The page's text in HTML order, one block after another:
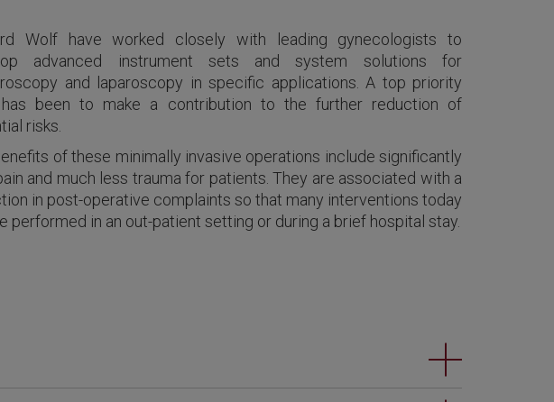
Wolf have worked closely with leading gynecologists to
advanced instrument sets and system solutions for
and laparoscopy in specific applications. A top priority
been to make a contribution to the further reduction of
risks.
of these minimally invasive operations include significantly
and much less trauma for patients. They are associated with a
in post-operative complaints so that many interventions today
performed in an out-patient setting or during a brief hospital stay.